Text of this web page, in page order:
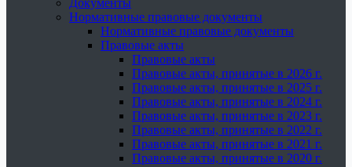
Документы
Нормативные правовые документы
Нормативные правовые документы
Правовые акты
Правовые акты
Правовые акты, принятые в 2026 г.
Правовые акты, принятые в 2025 г.
Правовые акты, принятые в 2024 г.
Правовые акты, принятые в 2023 г.
Правовые акты, принятые в 2022 г.
Правовые акты, принятые в 2021 г.
Правовые акты, принятые в 2020 г.